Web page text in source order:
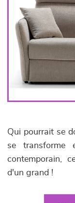
Qui pourrait se
se
contemporain,
d'un grand !